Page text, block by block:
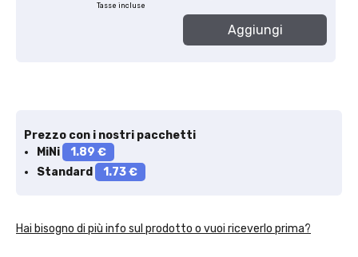
Tasse incluse
Aggiungi
Prezzo con i nostri pacchetti
MiNi
1.89 €
Standard
1.73 €
Hai bisogno di più info sul prodotto o vuoi riceverlo prima?